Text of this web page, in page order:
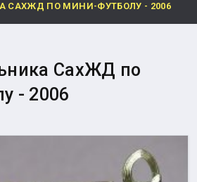
САХЖД ПО МИНИ-ФУТБОЛУ - 2006
СахЖД по
- 2006